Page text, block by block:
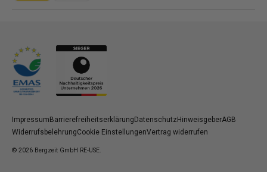
Zahlungsmethoden
ImpressumBarrierefreiheitserklärungDatenschutzHinweisgeberAGB
WiderrufsbelehrungCookie EinstellungenVertrag widerrufen
© 2026 Bergzeit GmbH RE-USE.